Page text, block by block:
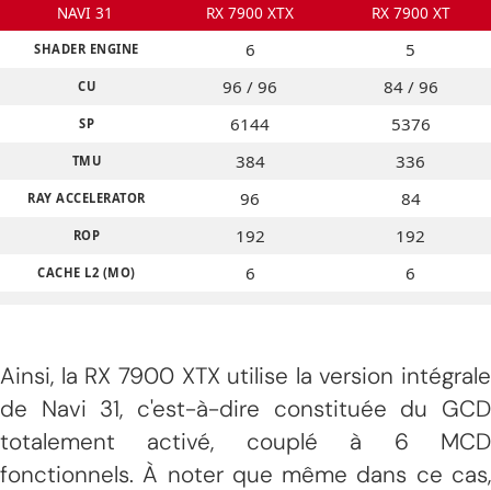
NAVI 31 RX 7900 XTX RX 7900 XT
SHADER ENGINE 6 5
CU 96 / 96 84 / 96
SP 6144 5376
TMU 384 336
RAY ACCELERATOR 96 84
ROP 192 192
CACHE L2 (MO) 6 6
Ainsi, la RX 7900 XTX utilise la version intégrale
de Navi 31, c'est-à-dire constituée du GCD
totalement activé, couplé à 6 MCD
fonctionnels. À noter que même dans ce cas,